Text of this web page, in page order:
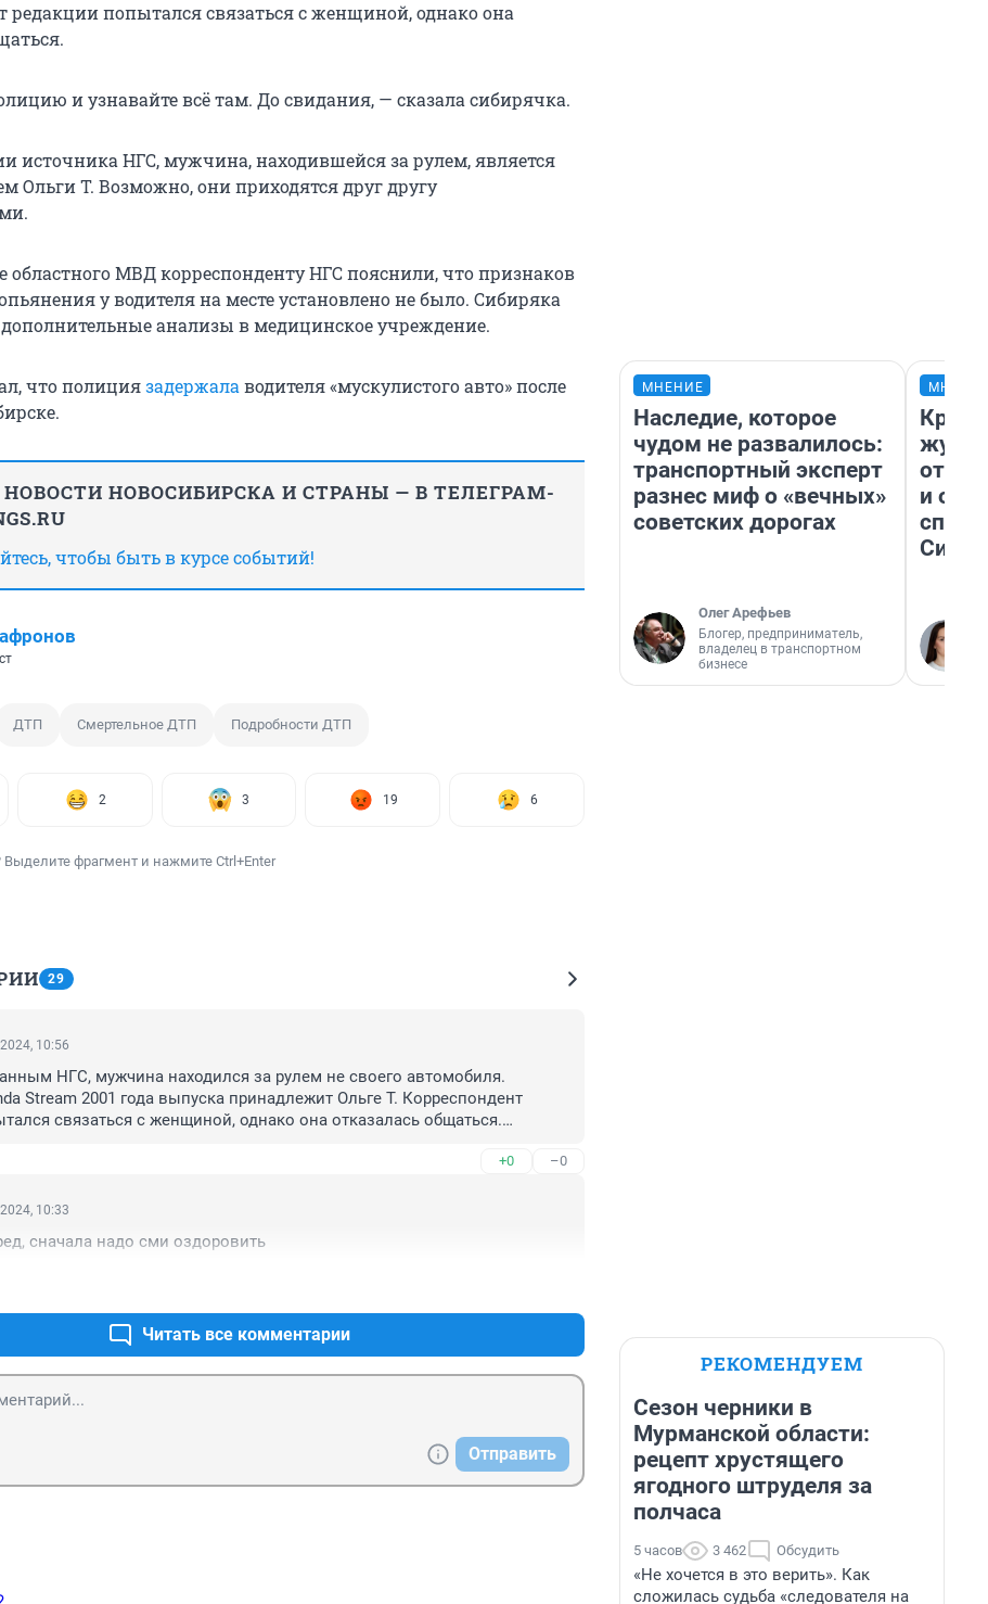
редакции попытался связаться с женщиной, однако она
и узнавайте всё там. До свидания, — сказала сибирячка.
источника НГС, мужчина, находившейся за рулем, является
Ольги Т. Возможно, они приходятся друг другу
областного МВД корреспонденту НГС пояснили, что признаков
у водителя на месте установлено не было. Сибиряка
анализы в медицинское учреждение.
что полициязадержала водителя «мускулистого авто» после
НОВОСИБИРСКА И СТРАНЫ — В ТЕЛЕГРАМ-
чтобы быть в курсе событий!
ДТП Смертельное ДТП Подробности ДТП
2 3 19 6
Выделите фрагмент и нажмите Ctrl+Enter
29
10:56
НГС, мужчина находился за рулем не своего автомобиля.
Stream 2001 года выпуска принадлежит Ольге Т. Корреспондент
связаться с женщиной, однако она отказалась общаться.
узнали, почему не через 8 дней как с товарищем на гагаринской?
+0 –0
10:33
сначала надо сми оздоровить
Читать все комментарии
Отправить
МНЕНИЕ
Наследие, которое
чудом не развалилось:
транспортный эксперт
разнес миф о «вечных»
советских дорогах
Олег Арефьев
Блогер, предприниматель,
владелец в транспортном
бизнесе
и
РЕКОМЕНДУЕМ
Сезон черники в
Мурманской области:
рецепт хрустящего
ягодного штруделя за
полчаса
5 часов 3 462 Обсудить
«Не хочется в это верить». Как
сложилась судьба «следователя на